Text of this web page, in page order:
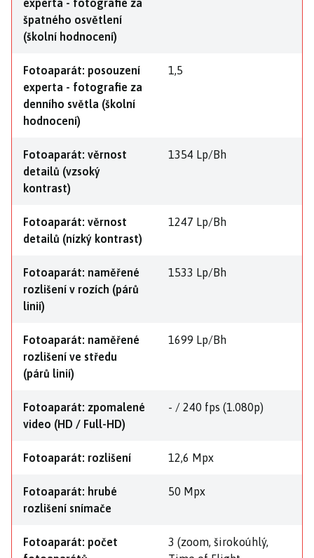
experta - fotografie za
špatného osvětlení
(školní hodnocení)
Fotoaparát: posouzení
experta - fotografie za
denního světla (školní
hodnocení)
1,5
Fotoaparát: věrnost
detailů (vzsoký
kontrast)
1354 Lp/Bh
Fotoaparát: věrnost
detailů (nízký kontrast)
1247 Lp/Bh
Fotoaparát: naměřené
rozlišení v rozích (párů
linií)
1533 Lp/Bh
Fotoaparát: naměřené
rozlišení ve středu
(párů linií)
1699 Lp/Bh
Fotoaparát: zpomalené
video (HD / Full-HD)
- / 240 fps (1.080p)
Fotoaparát: rozlišení 12,6 Mpx
Fotoaparát: hrubé
rozlišení snímače
50 Mpx
Fotoaparát: počet
3 (zoom, širokoúhlý,